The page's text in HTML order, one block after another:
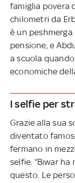
famiglia povera
chilometri da
è un
pensione, e
a scuola
economiche
I selfie per
Grazie alla sua
diventato
fermano in
selfie. “Biwar
questo. Le